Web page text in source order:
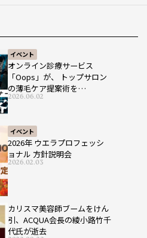
イベント
オンライン診療サービス
「Oops」が、 トップサロン
の薄毛ケア提案術を
HAIRCAMPで公開！
2026.06.02
イベント
2026年 ウエラプロフェッシ
ョナル 方針説明会
2026.02.03
カリスマ美容師ブームをけん
引、ACQUA会長の綾小路竹千
代氏が逝去